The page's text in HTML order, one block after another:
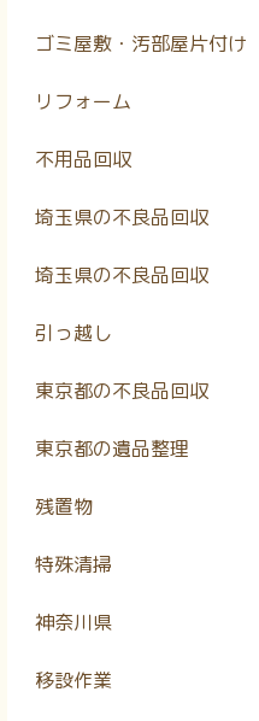
ゴミ屋敷・汚部屋片付け
リフォーム
不用品回収
埼玉県の不良品回収
埼玉県の不良品回収
引っ越し
東京都の不良品回収
東京都の遺品整理
残置物
特殊清掃
神奈川県
移設作業